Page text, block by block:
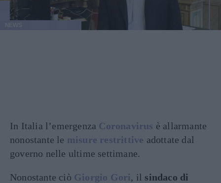
In Italia l’emergenza Coronavirus è allarmante
nonostante le misure restrittive adottate dal
governo nelle ultime settimane.
Nonostante ciò Giorgio Gori, il sindaco di